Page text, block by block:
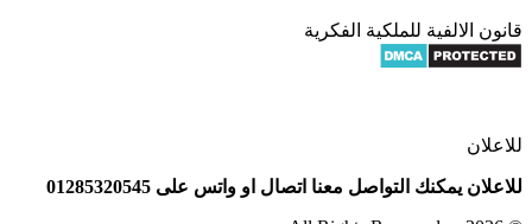
قانون الالفية للملكية الفكرية
للاعلان
للاعلان يمكنك التواصل معنا اتصال او واتس على 01285320545